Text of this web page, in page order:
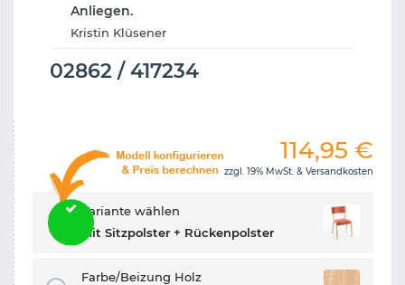
Anliegen.
Kristin Klüsener
02862 / 417234
114,95 €
zzgl. 19% MwSt. & Versandkosten
Variante wählen
Mit Sitzpolster + Rückenpolster
Farbe/Beizung Holz